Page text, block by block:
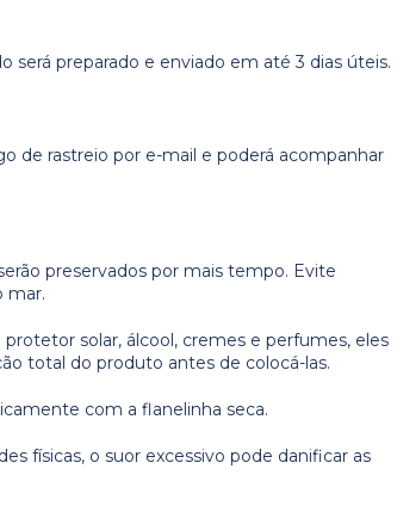
preparado e enviado em até 3 dias úteis.
de rastreio por e-mail e poderá acompanhar
preservados por mais tempo. Evite
mar.
solar, álcool, cremes e perfumes, eles
total do produto antes de colocá-las.
com a flanelinha seca.
físicas, o suor excessivo pode danificar as